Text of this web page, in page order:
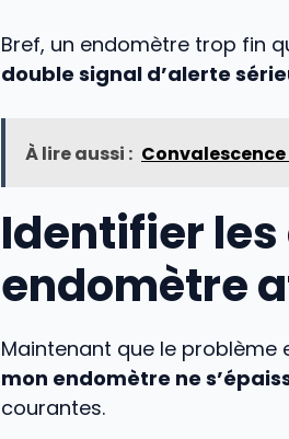
Bref, un endomètre trop fin
double signal d’alerte
À lire aussi : Convalescence
Identifier les
endomètre
Maintenant que le problème
mon endomètre ne
courantes.